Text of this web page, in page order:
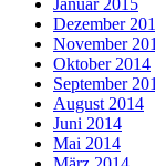
Januar 2015
Dezember
November
Oktober 2014
September
August 2014
Juni 2014
Mai 2014